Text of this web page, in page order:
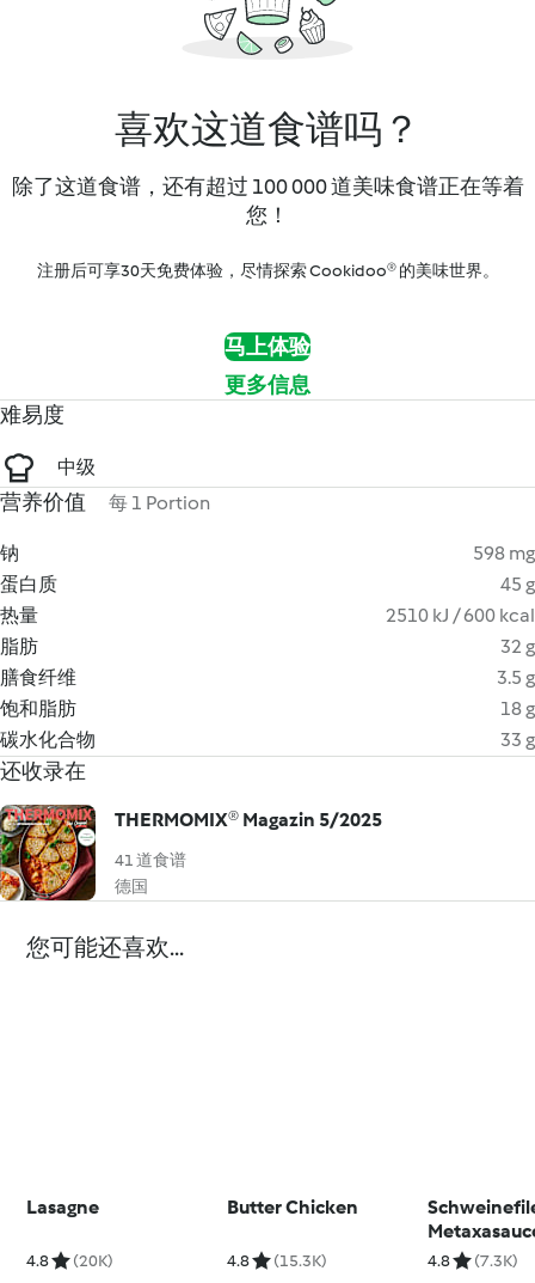
喜欢这道食谱吗？
除了这道食谱，还有超过 100 000 道美味食谱正在等着
您！
注册后可享30天免费体验，尽情探索 Cookidoo® 的美味世界。
马上体验
更多信息
难易度
中级
营养价值 每 1 Portion
钠
598 mg
蛋白质
45 g
热量
2510 kJ / 600 kcal
脂肪
32 g
膳食纤维
3.5 g
饱和脂肪
18 g
碳水化合物
33 g
还收录在
THERMOMIX® Magazin 5/2025
41 道食谱
德国
您可能还喜欢...
Lasagne
4.8 (20K)
Butter Chicken
4.8 (15.3K) 4.8 (7.3K)